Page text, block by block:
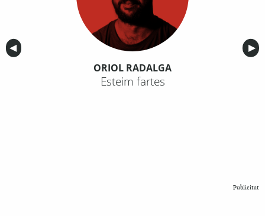
Anterior
◀︎ ▶︎
ORIOL RADALGA
Esteim fartes
Publicitat